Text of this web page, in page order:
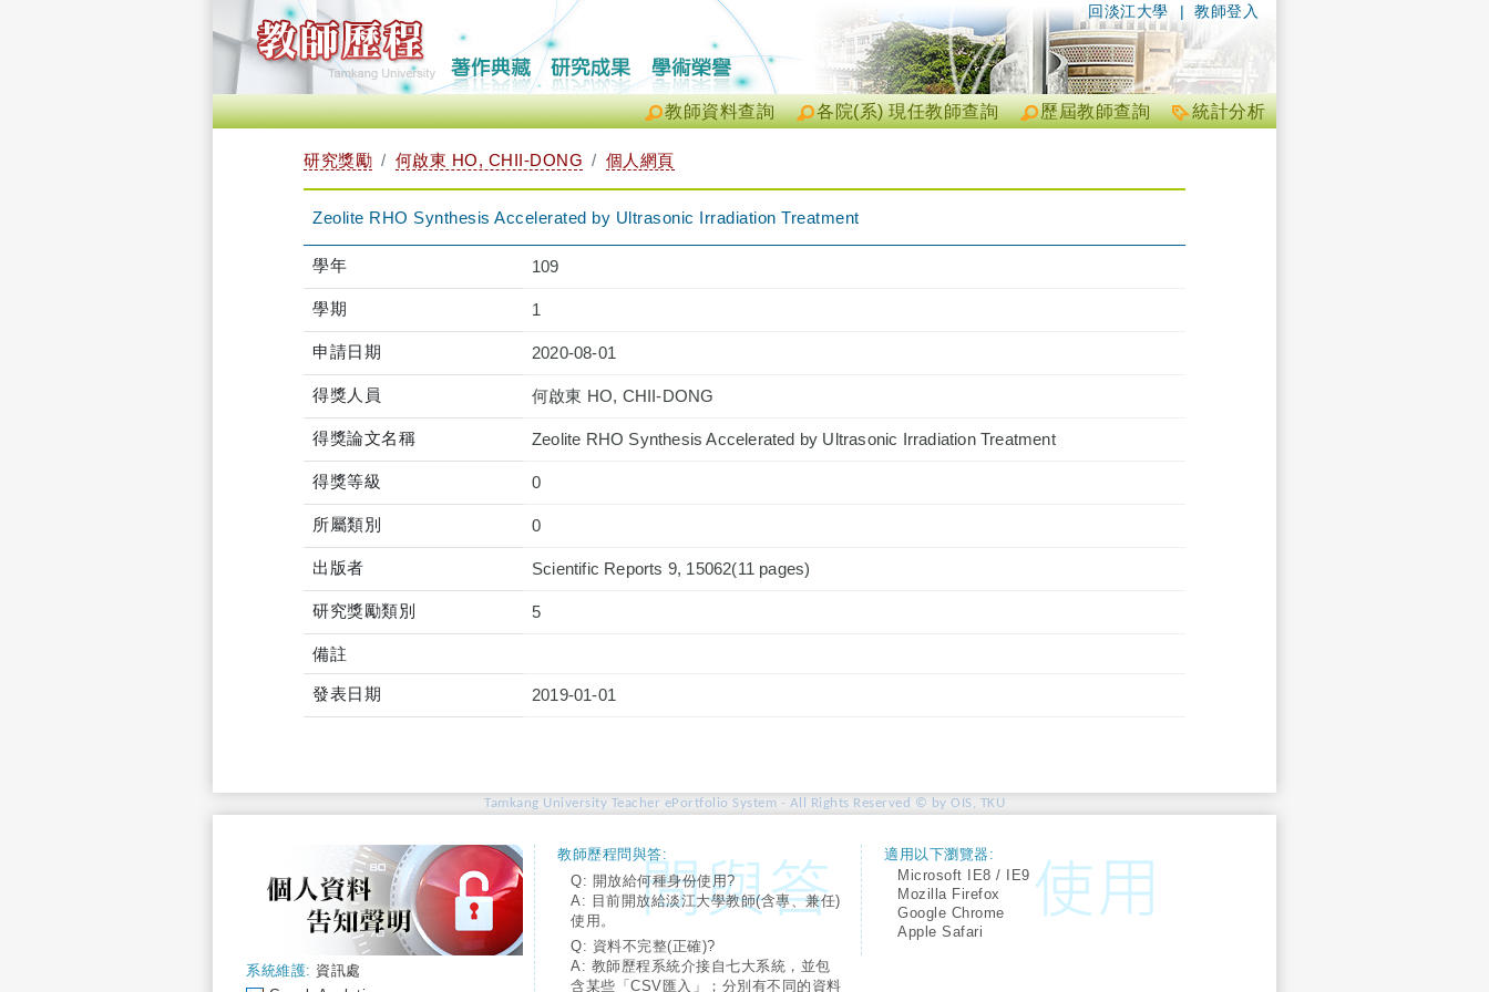
| 教師登入
回淡江大學
統計分析
歷屆教師查詢
各院(系) 現任教師查詢
教師資料查詢
研究獎勵 何啟東 HO, CHII-DONG 個人網頁
Zeolite RHO Synthesis Accelerated by Ultrasonic Irradiation Treatment
學年 109
學期 1
申請日期 2020-08-01
得獎人員 何啟東 HO, CHII-DONG
得獎論文名稱 Zeolite RHO Synthesis Accelerated by Ultrasonic Irradiation Treatment
得獎等級 0
所屬類別 0
出版者 Scientific Reports 9, 15062(11 pages)
研究獎勵類別 5
備註
發表日期 2019-01-01
Tamkang University Teacher ePortfolio System - All Rights Reserved © by OIS, TKU
系統維護: 資訊處
教師歷程問與答:
Q: 開放給何種身份使用?
A: 目前開放給淡江大學教師(含專、兼任)
使用。
Q: 資料不完整(正確)?
A: 教師歷程系統介接自七大系統，並包
含某些「CSV匯入」；分別有不同的資料
適用以下瀏覽器:
Microsoft IE8 / IE9
Mozilla Firefox
Google Chrome
Apple Safari